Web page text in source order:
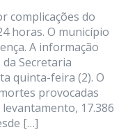
complicações do
horas. O município
A informação
Secretaria
quinta-feira (2). O
provocadas
17.386
[…]